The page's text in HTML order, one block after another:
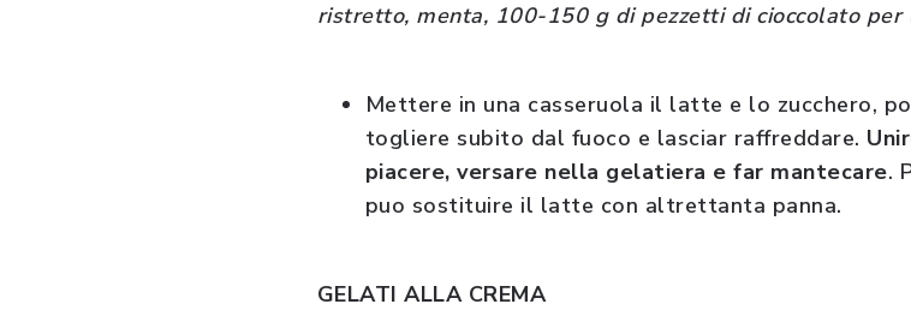
ristretto, menta, 100-150 g di pezzetti di cioccolato
Mettere in una casseruola il latte e lo zucchero,
togliere subito dal fuoco e lasciar raffreddare.
piacere, versare nella gelatiera e far mantecare.
puo sostituire il latte con altrettanta panna.
GELATI ALLA CREMA